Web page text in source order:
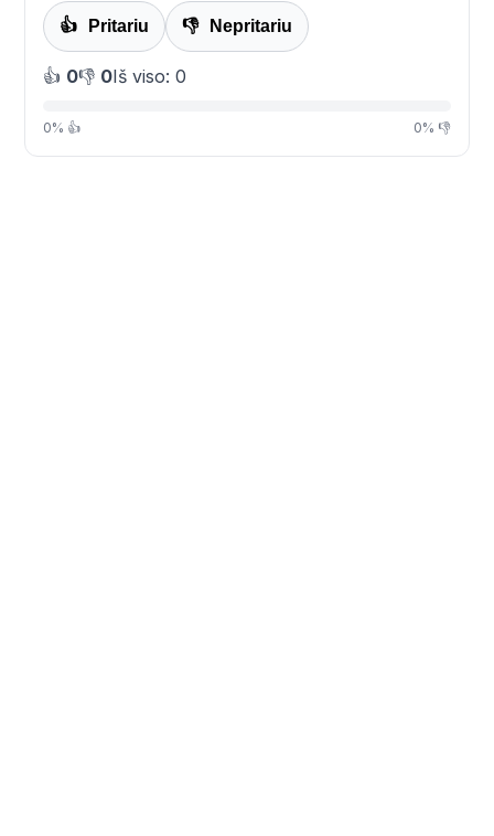
👍 Pritariu 👎 Nepritariu
👍 0👎 0Iš viso: 0
0% 👍 0% 👎